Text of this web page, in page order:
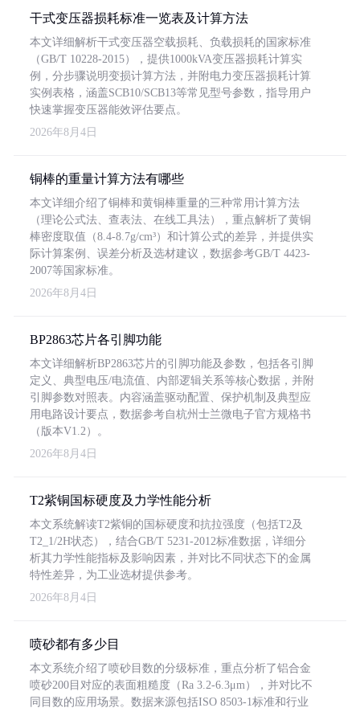
干式变压器损耗标准一览表及计算方法
本文详细解析干式变压器空载损耗、负载损耗的国家标准
（GB/T 10228-2015），提供1000kVA变压器损耗计算实
例，分步骤说明变损计算方法，并附电力变压器损耗计算
实例表格，涵盖SCB10/SCB13等常见型号参数，指导用户
快速掌握变压器能效评估要点。
2026年8月4日
铜棒的重量计算方法有哪些
本文详细介绍了铜棒和黄铜棒重量的三种常用计算方法
（理论公式法、查表法、在线工具法），重点解析了黄铜
棒密度取值（8.4-8.7g/cm³）和计算公式的差异，并提供实
际计算案例、误差分析及选材建议，数据参考GB/T 4423-
2007等国家标准。
2026年8月4日
BP2863芯片各引脚功能
本文详细解析BP2863芯片的引脚功能及参数，包括各引脚
定义、典型电压/电流值、内部逻辑关系等核心数据，并附
引脚参数对照表。内容涵盖驱动配置、保护机制及典型应
用电路设计要点，数据参考自杭州士兰微电子官方规格书
（版本V1.2）。
2026年8月4日
T2紫铜国标硬度及力学性能分析
本文系统解读T2紫铜的国标硬度和抗拉强度（包括T2及
T2_1/2H状态），结合GB/T 5231-2012标准数据，详细分
析其力学性能指标及影响因素，并对比不同状态下的金属
特性差异，为工业选材提供参考。
2026年8月4日
喷砂都有多少目
本文系统介绍了喷砂目数的分级标准，重点分析了铝合金
喷砂200目对应的表面粗糙度（Ra 3.2-6.3μm），并对比不
同目数的应用场景。数据来源包括ISO 8503-1标准和行业